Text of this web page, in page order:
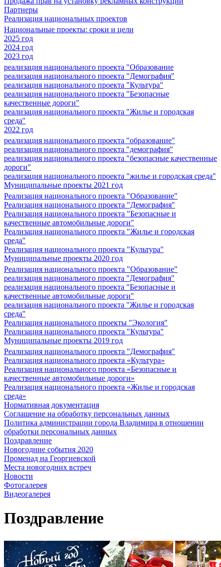
Партнеры
Реализация национальных проектов
Национальные проекты: сроки и цели
2025 год
2024 год
2023 год
реализация национального проекта "Образование
реализация национального проекта "Демография"
реализация национального проекта "Культура"
реализация национального проекта "Безопасные
качественные дороги"
реализация национального проекта "Жилье и городская
среда"
2022 год
реализация национального проекта "образование"
реализация национального проекта "демография"
реализация национального проекта "безопасные качественные
дороги"
реализация национального проекта "жилье и городская среда"
Муниципальные проекты 2021 год
Реализация национального проекта "Образование"
Реализация национального проекта "Демография"
Реализация национального проекта "Безопасные и
качественные автомобильные дороги"
Реализация национального проекта "Жилье и городская
среда"
Реализация национального проекта "Культура"
Муниципальные проекты 2020 год
Реализация национального проекта "Образование"
реализация национального проекта "Демография"
реализация национального проекта "Безопасные и
качественные автомобильные дороги"
реализация национального проекта "Жилье и городская
среда"
Реализация национального проекты "Экология"
Реализация национального проекта "Культура"
Муниципальные проекты 2019 год
Реализация национального проекта "Демография"
Реализация национального проекта «Культура»
Реализация национального проекта «Безопасные и
качественные автомобильные дороги»
Реализация национального проекта «Жилье и городская
среда»
Нормативная документация
Соглашение на обработку персональных данных
Политика администрации города Владимира в отношении
обработки персональных данных
Поздравление
Новогодние события 2020
Променад на Георгиевской
Места новогодних встреч
Новости
Фотогалерея
Видеогалерея
Поздравление